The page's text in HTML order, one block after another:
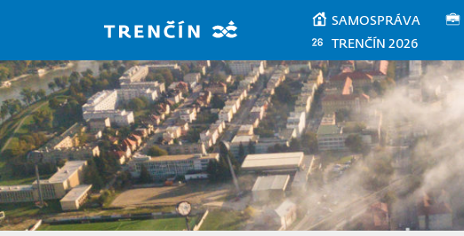
SAMOSPRÁVA
TRENČÍN 2026